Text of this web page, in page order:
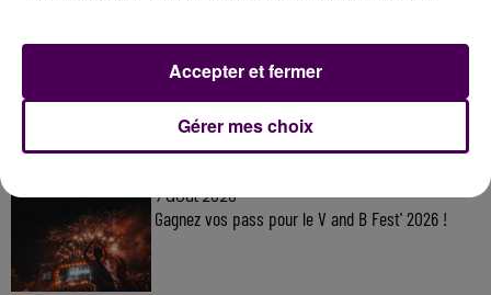
7 août 2026
Gagnez vos pass pour le V and B Fest' 2026 !
Gérer mes choix
Accepter et fermer